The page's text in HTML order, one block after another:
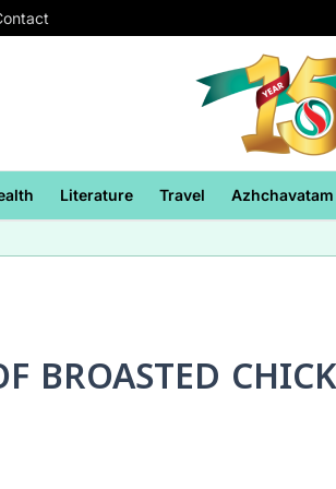
Literature Travel Azhchavatam
BROASTED